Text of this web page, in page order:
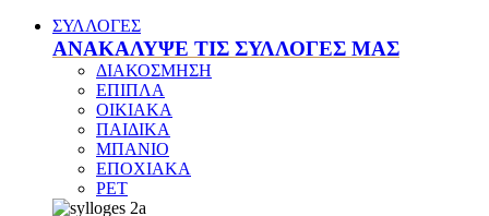
ΣΥΛΛΟΓΕΣ
ΑΝΑΚΑΛΥΨΕ ΤΙΣ ΣΥΛΛΟΓΕΣ ΜΑΣ
ΔΙΑΚΟΣΜΗΣΗ
ΕΠΙΠΛΑ
ΟΙΚΙΑΚΑ
ΠΑΙΔΙΚΑ
ΜΠΑΝΙΟ
ΕΠΟΧΙΑΚΑ
PET